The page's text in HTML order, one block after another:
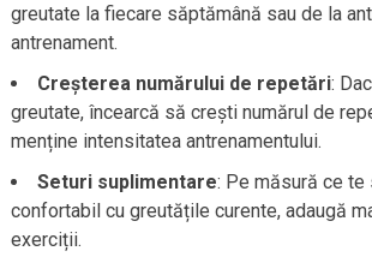
greutate la fiecare săptămână sau de la
antrenament.
Creșterea numărului de repetări:
greutate, încearcă să crești numărul de
menține intensitatea antrenamentului.
Seturi suplimentare: Pe măsură ce te
confortabil cu greutățile curente, adaugă
exerciții.